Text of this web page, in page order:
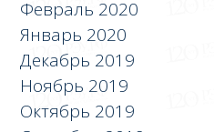
Февраль 2020
Январь 2020
Декабрь 2019
Ноябрь 2019
Октябрь 2019